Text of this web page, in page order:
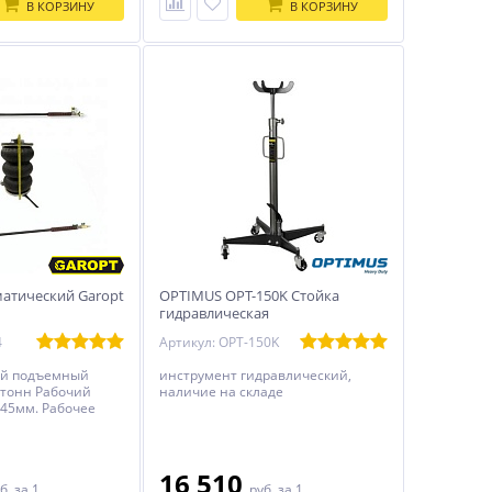
В КОРЗИНУ В КОРЗИНУ
Garopt
подъемный
Рабочий
Рабочее
OPTIMUS OPT-150K Стойка
гидравлическая
трансмиссионная г/п 500кг
Артикул: OPT-150K
инструмент гидравлический,
наличие на складе
16 510